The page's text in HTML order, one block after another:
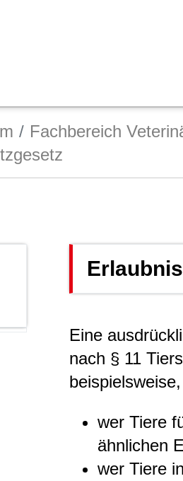
Fachbereich
Eine
nach § 11
beispielsweise,
wer Tiere
ähnlichen
wer Tiere